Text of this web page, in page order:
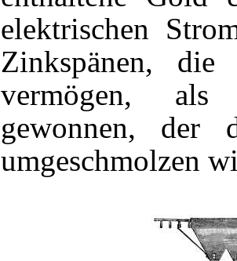
elektrischen
Zinkspänen,
vermögen, als
gewonnen, der
umgeschmolzen